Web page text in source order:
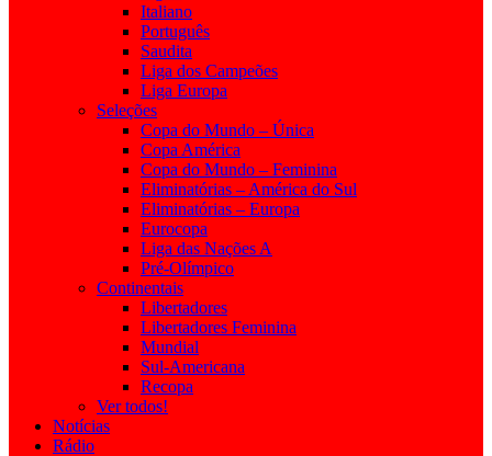
Italiano
Português
Saudita
Liga dos Campeões
Liga Europa
Seleções
Copa do Mundo – Única
Copa América
Copa do Mundo – Feminina
Eliminatórias – América do Sul
Eliminatórias – Europa
Eurocopa
Liga das Nações A
Pré-Olímpico
Continentais
Libertadores
Libertadores Feminina
Mundial
Sul-Americana
Recopa
Ver todos!
Notícias
Rádio